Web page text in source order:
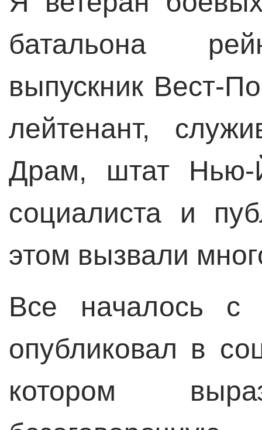
батальона
выпускник Вест-
лейтенант,
Драм, штат Нью-
социалиста и
этом вызвали
Все началось с
опубликовал в
котором